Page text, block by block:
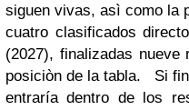
siguen vivas, asì como la
cuatro clasificados
(2027), finalizadas
posiciòn de la tabla. Si
entraría dentro de los